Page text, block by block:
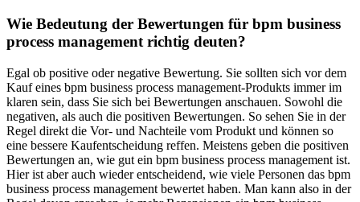
Wie Bedeutung der Bewertungen für bpm business
process management richtig deuten?
Egal ob positive oder negative Bewertung. Sie sollten sich vor dem
Kauf eines bpm business process management-Produkts immer im
klaren sein, dass Sie sich bei Bewertungen anschauen. Sowohl die
negativen, als auch die positiven Bewertungen. So sehen Sie in der
Regel direkt die Vor- und Nachteile vom Produkt und können so
eine bessere Kaufentscheidung reffen. Meistens geben die positiven
Bewertungen an, wie gut ein bpm business process management ist.
Hier ist aber auch wieder entscheidend, wie viele Personen das bpm
business process management bewertet haben. Man kann also in der